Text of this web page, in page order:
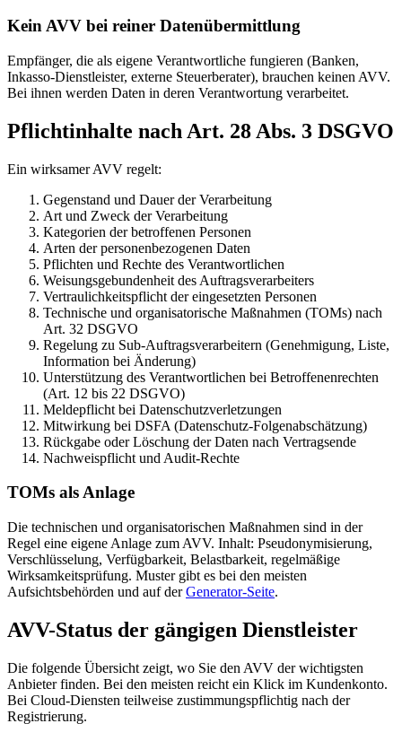
Kein AVV bei reiner Datenübermittlung
Empfänger, die als eigene Verantwortliche fungieren (Banken,
Inkasso-Dienstleister, externe Steuerberater), brauchen keinen AVV.
Bei ihnen werden Daten in deren Verantwortung verarbeitet.
Pflichtinhalte nach Art. 28 Abs. 3 DSGVO
Ein wirksamer AVV regelt:
Gegenstand und Dauer der Verarbeitung
Art und Zweck der Verarbeitung
Kategorien der betroffenen Personen
Arten der personenbezogenen Daten
Pflichten und Rechte des Verantwortlichen
Weisungsgebundenheit des Auftragsverarbeiters
Vertraulichkeitspflicht der eingesetzten Personen
Technische und organisatorische Maßnahmen (TOMs) nach
Art. 32 DSGVO
Regelung zu Sub-Auftragsverarbeitern (Genehmigung, Liste,
Information bei Änderung)
Unterstützung des Verantwortlichen bei Betroffenenrechten
(Art. 12 bis 22 DSGVO)
Meldepflicht bei Datenschutzverletzungen
Mitwirkung bei DSFA (Datenschutz-Folgenabschätzung)
Rückgabe oder Löschung der Daten nach Vertragsende
Nachweispflicht und Audit-Rechte
TOMs als Anlage
Die technischen und organisatorischen Maßnahmen sind in der
Regel eine eigene Anlage zum AVV. Inhalt: Pseudonymisierung,
Verschlüsselung, Verfügbarkeit, Belastbarkeit, regelmäßige
Wirksamkeitsprüfung. Muster gibt es bei den meisten
Aufsichtsbehörden und auf derGenerator-Seite.
AVV-Status der gängigen Dienstleister
Die folgende Übersicht zeigt, wo Sie den AVV der wichtigsten
Anbieter finden. Bei den meisten reicht ein Klick im Kundenkonto.
Bei Cloud-Diensten teilweise zustimmungspflichtig nach der
Registrierung.